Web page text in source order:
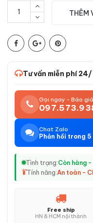
THÊM
Tư vấn miễn phí
Gọi ngay - Báo
Chat Zalo
Phản hồi trong 5
Tình trạng:Còn hàng
Tính năng:An toàn -
Free ship
HN & HCM nội thành